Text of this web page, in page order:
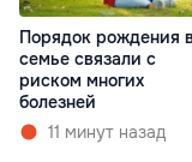
Порядок рождения
семье связали с
риском многих
болезней
11 минут назад